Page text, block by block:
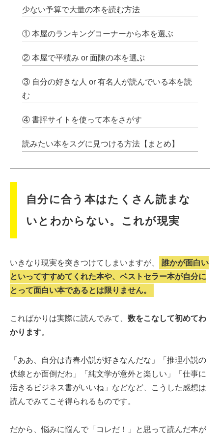
少ない予算で大量の本を読む方法
① 本屋のランキングコーナーから本を選ぶ
② 本屋で平積み or 面陳の本を選ぶ
③ 自分の好きな人 or 有名人が読んでいる本を読
む
④ 書評サイトを使って本をさがす
読みたい本をスグに見つける方法【まとめ】
自分に合う本はたくさん読まな
いとわからない。これが現実
いきなり現実を突きつけてしまいますが、
誰かが面白い
といってすすめてくれた本や、ベストセラー本が自分に
とって面白い本であるとは限りません。
こればかりは実際に読んでみて、 数をこなして初めてわ
かります。
「ああ、自分は青春小説が好きなんだな」「推理小説の
伏線とか面倒だわ」「純文学が意外と楽しい」「仕事に
活きるビジネス書がいいね」などなど、こうした感想は
読んでみてこそ得られるものです。
だから、悩みに悩んで「コレだ！」と思って読んだ本が